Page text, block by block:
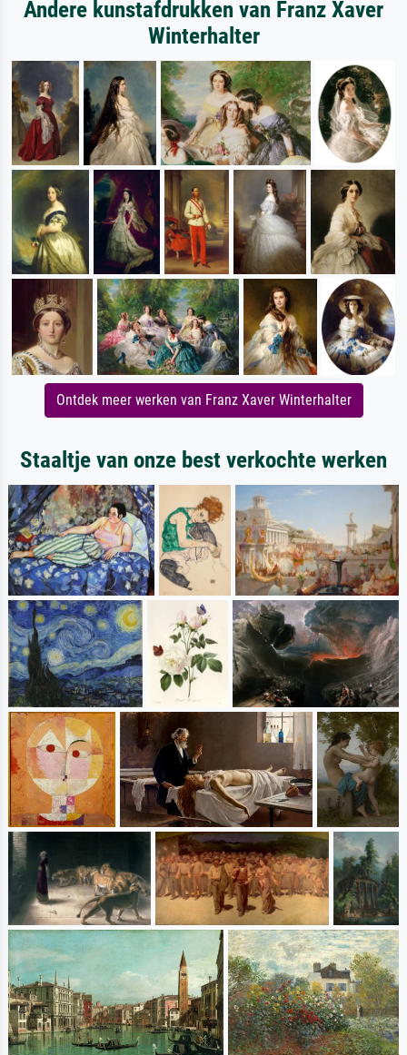
Andere kunstafdrukken van Franz Xaver
Winterhalter
Ontdek meer werken van Franz Xaver Winterhalter
Staaltje van onze best verkochte werken